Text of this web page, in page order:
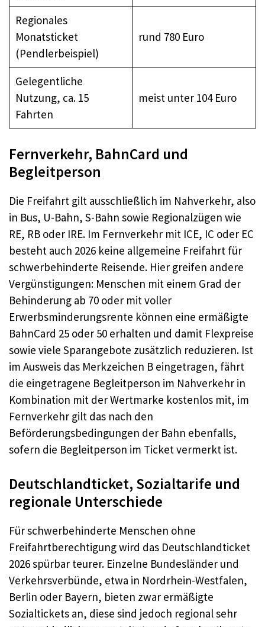
Regionales
Monatsticket
(Pendlerbeispiel)
rund 780 Euro
Gelegentliche
Nutzung, ca. 15
Fahrten
meist unter 104 Euro
Fernverkehr, BahnCard und
Begleitperson
Die Freifahrt gilt ausschließlich im Nahverkehr, also
in Bus, U-Bahn, S-Bahn sowie Regionalzügen wie
RE, RB oder IRE. Im Fernverkehr mit ICE, IC oder EC
besteht auch 2026 keine allgemeine Freifahrt für
schwerbehinderte Reisende. Hier greifen andere
Vergünstigungen: Menschen mit einem Grad der
Behinderung ab 70 oder mit voller
Erwerbsminderungsrente können eine ermäßigte
BahnCard 25 oder 50 erhalten und damit Flexpreise
sowie viele Sparangebote zusätzlich reduzieren. Ist
im Ausweis das Merkzeichen B eingetragen, fährt
die eingetragene Begleitperson im Nahverkehr in
Kombination mit der Wertmarke kostenlos mit, im
Fernverkehr gilt das nach den
Beförderungsbedingungen der Bahn ebenfalls,
sofern die Begleitperson im Ticket vermerkt ist.
Deutschlandticket, Sozialtarife und
regionale Unterschiede
Für schwerbehinderte Menschen ohne
Freifahrtberechtigung wird das Deutschlandticket
2026 spürbar teurer. Einzelne Bundesländer und
Verkehrsverbünde, etwa in Nordrhein-Westfalen,
Berlin oder Bayern, bieten zwar ermäßigte
Sozialtickets an, diese sind jedoch regional sehr